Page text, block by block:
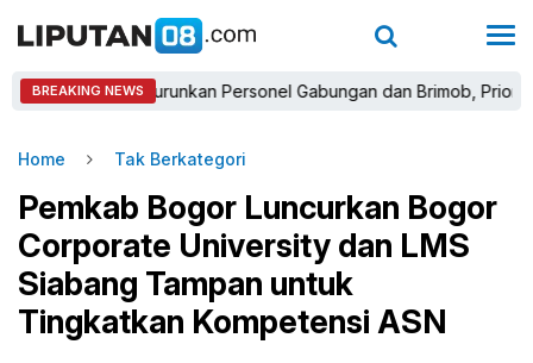
BREAKING NEWS
Bogor Turunkan Personel Gabungan dan Brimob, Prioritaskan
Home Tak Berkategori
Pemkab Bogor Luncurkan Bogor
Corporate University dan LMS
Siabang Tampan untuk
Tingkatkan Kompetensi ASN